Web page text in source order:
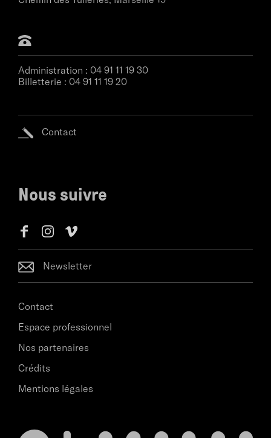
Administration : 04 91 11 19 30
Billetterie : 04 91 11 19 20
Contact
Nous suivre
Newsletter
Contact
Espace professionnel
Nos partenaires
Crédits
Mentions légales